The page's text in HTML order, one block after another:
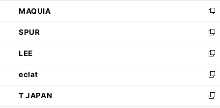
ド
ウ
で
開
く
ウ
ィ
ン
ド
ウ
で
開
く
し
い
ウ
ィ
ン
ド
ウ
で
開
く
MAQUIA
新
し
い
ウ
ィ
ン
ド
ウ
で
開
SPUR
新
し
い
ウ
ィ
ン
ド
LEE
新
し
い
ウ
ィ
eclat
新
し
い
T JAPAN
新